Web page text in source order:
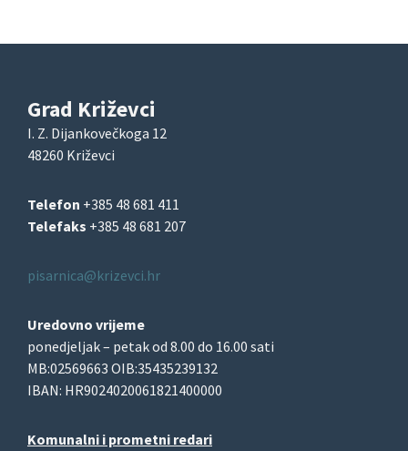
Grad Križevci
I. Z. Dijankovečkoga 12
48260 Križevci
Telefon +385 48 681 411
Telefaks +385 48 681 207
pisarnica@krizevci.hr
Uredovno vrijeme
ponedjeljak – petak od 8.00 do 16.00 sati
MB:02569663 OIB:35435239132
IBAN: HR9024020061821400000
Komunalni i prometni redari